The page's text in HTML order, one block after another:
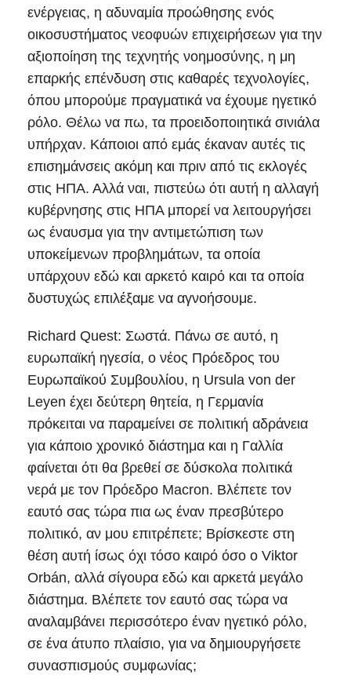
ενέργειας, η αδυναμία προώθησης ενός
οικοσυστήματος νεοφυών επιχειρήσεων για την
αξιοποίηση της τεχνητής νοημοσύνης, η μη
επαρκής επένδυση στις καθαρές τεχνολογίες,
όπου μπορούμε πραγματικά να έχουμε ηγετικό
ρόλο. Θέλω να πω, τα προειδοποιητικά σινιάλα
υπήρχαν. Κάποιοι από εμάς έκαναν αυτές τις
επισημάνσεις ακόμη και πριν από τις εκλογές
στις ΗΠΑ. Αλλά ναι, πιστεύω ότι αυτή η αλλαγή
κυβέρνησης στις ΗΠΑ μπορεί να λειτουργήσει
ως έναυσμα για την αντιμετώπιση των
υποκείμενων προβλημάτων, τα οποία
υπάρχουν εδώ και αρκετό καιρό και τα οποία
δυστυχώς επιλέξαμε να αγνοήσουμε.
Richard Quest: Σωστά. Πάνω σε αυτό, η
ευρωπαϊκή ηγεσία, ο νέος Πρόεδρος του
Eυρωπαϊκού Συμβουλίου, η Ursula von der
Leyen έχει δεύτερη θητεία, η Γερμανία
πρόκειται να παραμείνει σε πολιτική αδράνεια
για κάποιο χρονικό διάστημα και η Γαλλία
φαίνεται ότι θα βρεθεί σε δύσκολα πολιτικά
νερά με τον Πρόεδρο Macron. Βλέπετε τον
εαυτό σας τώρα πια ως έναν πρεσβύτερο
πολιτικό, αν μου επιτρέπετε; Βρίσκεστε στη
θέση αυτή ίσως όχι τόσο καιρό όσο ο Viktor
Orbán, αλλά σίγουρα εδώ και αρκετά μεγάλο
διάστημα. Βλέπετε τον εαυτό σας τώρα να
αναλαμβάνει περισσότερο έναν ηγετικό ρόλο,
σε ένα άτυπο πλαίσιο, για να δημιουργήσετε
συνασπισμούς συμφωνίας;